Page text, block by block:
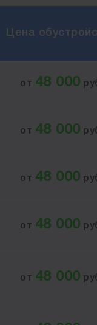
Цена
от 48 000
от 48 000
от 48 000
от 48 000
от 48 000